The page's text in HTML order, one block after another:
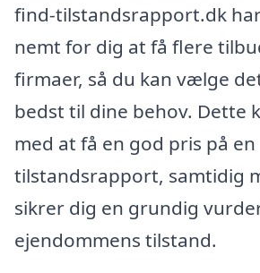
find-tilstandsrapport.dk
nemt for dig at få flere
firmaer, så du kan vælge
bedst til dine behov. Dette
med at få en god pris på en
tilstandsrapport, samtidig
sikrer dig en grundig
ejendommens tilstand.